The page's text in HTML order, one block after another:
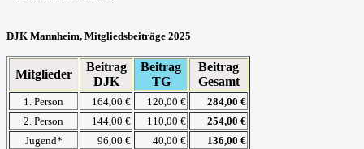
DJK Mannheim, Mitgliedsbeiträge 2025
Mitglieder
Beitrag
DJK
Beitrag
TG
Beitrag
Gesamt
1. Person 164,00 € 120,00 €
284,00 €
2. Person
144,00 € 110,00 €
254,00 €
Jugend*
96,00 € 40,00 €
136,00 €